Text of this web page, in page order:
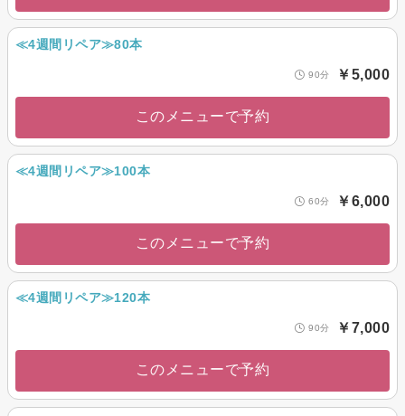
≪4週間リペア≫80本
90分 ￥5,000
このメニューで予約
≪4週間リペア≫100本
60分 ￥6,000
このメニューで予約
≪4週間リペア≫120本
90分 ￥7,000
このメニューで予約